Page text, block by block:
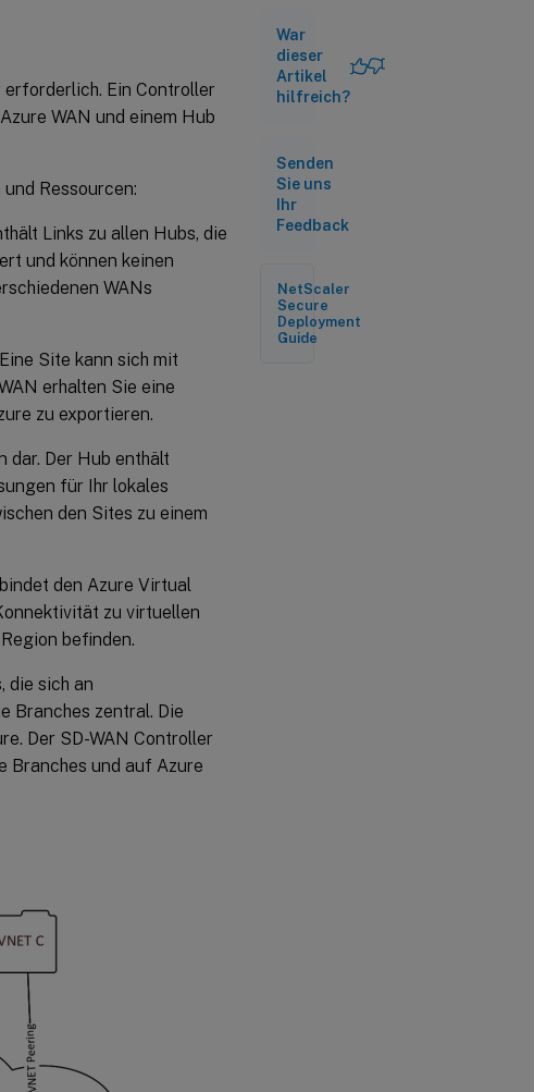
Ein Controller
WAN und einem Hub
Ressourcen:
Links zu allen Hubs, die
und können keinen
WANs
Site kann sich mit
erhalten Sie eine
zu exportieren.
dar. Der Hub enthält
für Ihr lokales
den Sites zu einem
den Azure Virtual
zu virtuellen
befinden.
die sich an
Branches zentral. Die
Der SD-WAN Controller
Branches und auf Azure
War
dieser
Artikel
hilfreich?
Senden
Sie uns
Ihr
Feedback
NetScaler
Secure
Deployment
Guide